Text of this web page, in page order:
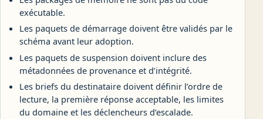
exécutable.
Les paquets de démarrage doivent être validés par le
schéma avant leur adoption.
Les paquets de suspension doivent inclure des
métadonnées de provenance et d’intégrité.
Les briefs du destinataire doivent définir l’ordre de
lecture, la première réponse acceptable, les limites
du domaine et les déclencheurs d’escalade.